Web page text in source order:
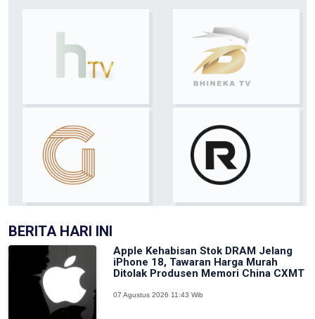
BERITA HARI INI
Apple Kehabisan Stok DRAM Jelang
iPhone 18, Tawaran Harga Murah
Ditolak Produsen Memori China CXMT
07 Agustus 2026 11:43 Wib